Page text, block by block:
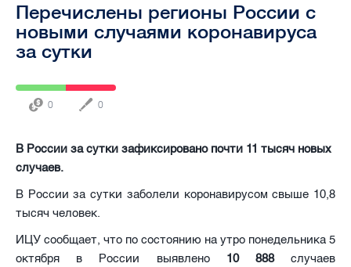
Перечислены регионы России с
новыми случаями коронавируса
за сутки
0 0
В России за сутки зафиксировано почти 11 тысяч новых
случаев.
В России за сутки заболели коронавирусом свыше 10,8
тысяч человек.
ИЦУ сообщает, что по состоянию на утро понедельника 5
октября в России выявлено 10 888случаев